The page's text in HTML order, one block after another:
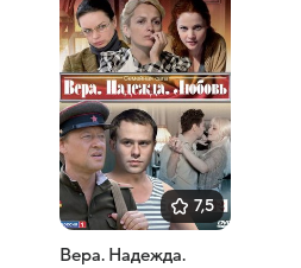
7,5
Вера. Надежда.